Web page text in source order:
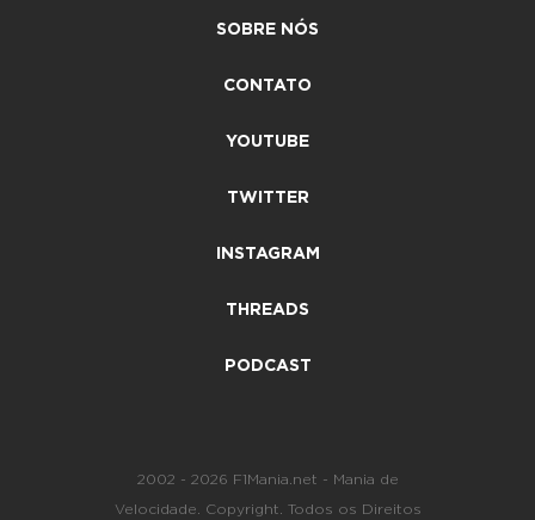
SOBRE NÓS
CONTATO
YOUTUBE
TWITTER
INSTAGRAM
THREADS
PODCAST
2002 - 2026 F1Mania.net - Mania de
Velocidade. Copyright. Todos os Direitos